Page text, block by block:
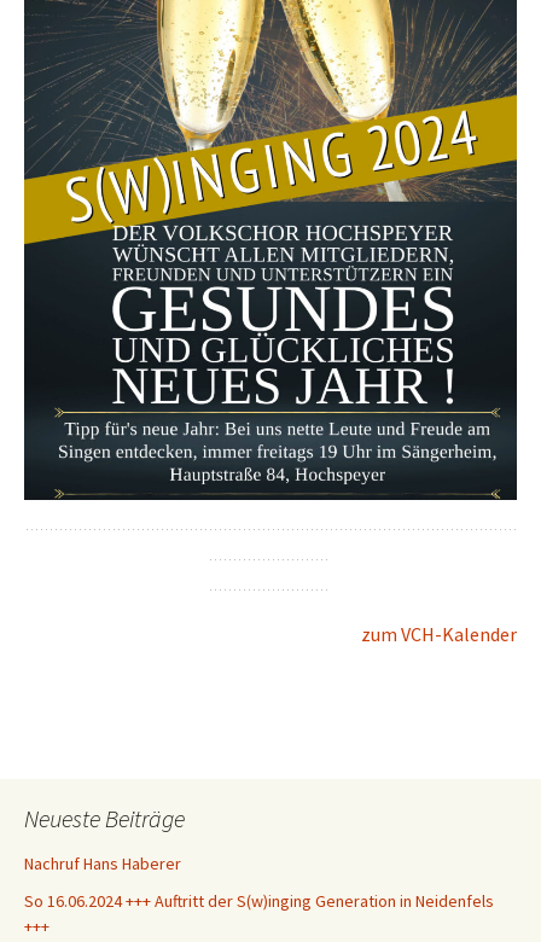
zum VCH-Kalender
Neueste Beiträge
Nachruf Hans Haberer
So 16.06.2024 +++ Auftritt der S(w)inging Generation in Neidenfels
+++